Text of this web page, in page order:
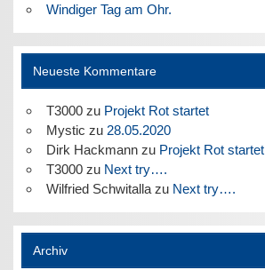
Windiger Tag am Ohr.
Neueste Kommentare
T3000zu Projekt Rot startet
Mystic zu 28.05.2020
Dirk Hackmannzu Projekt Rot startet
T3000zu Next try….
Wilfried Schwitallazu Next try….
Archiv